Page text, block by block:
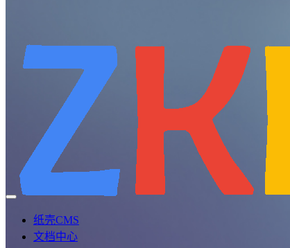
纸壳CMS
文档中心